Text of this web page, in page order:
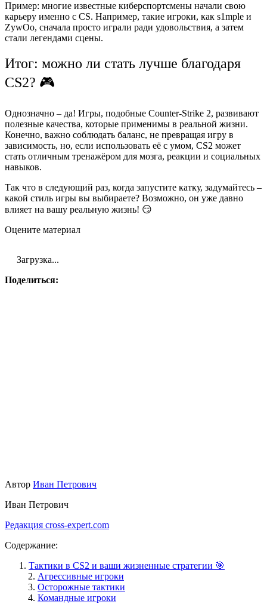
Пример: многие известные киберспортсмены начали свою
карьеру именно с CS. Например, такие игроки, как s1mple и
ZywOo, сначала просто играли ради удовольствия, а затем
стали легендами сцены.
Итог: можно ли стать лучше благодаря
CS2? 🎮
Однозначно – да! Игры, подобные Counter-Strike 2, развивают
полезные качества, которые применимы в реальной жизни.
Конечно, важно соблюдать баланс, не превращая игру в
зависимость, но, если использовать её с умом, CS2 может
стать отличным тренажёром для мозга, реакции и социальных
навыков.
Так что в следующий раз, когда запустите катку, задумайтесь –
какой стиль игры вы выбираете? Возможно, он уже давно
влияет на вашу реальную жизнь! 😏
Оцените материал
Загрузка...
Поделиться:
Автор Иван Петрович
Иван Петрович
Редакция cross-expert.com
Содержание:
Тактики в CS2 и ваши жизненные стратегии 🎯
Агрессивные игроки
Осторожные тактики
Командные игроки